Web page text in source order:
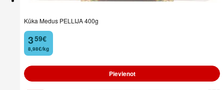
Kūka Medus PELLIJA 400g
3
. 59€
8,98€/kg
Pievienot